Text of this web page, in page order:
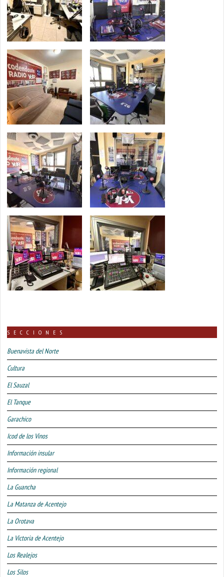
SECCIONES
Buenavista del Norte
Cultura
El Sauzal
El Tanque
Garachico
Icod de los Vinos
Información insular
Información regional
La Guancha
La Matanza de Acentejo
La Orotava
La Victoria de Acentejo
Los Realejos
Los Silos